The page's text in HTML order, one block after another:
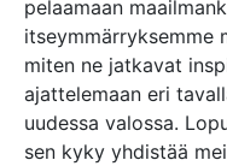
pelaamaan
itseymmärryksemme
miten ne jatkavat
ajattelemaan eri
uudessa valossa.
sen kyky yhdistää